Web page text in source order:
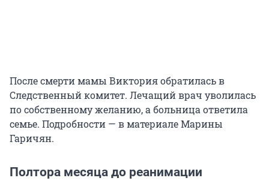
После смерти мамы Виктория обратилась в
Следственный комитет. Лечащий врач уволилась
по собственному желанию, а больница ответила
семье. Подробности — в материале Марины
Гаричян.
Полтора месяца до реанимации